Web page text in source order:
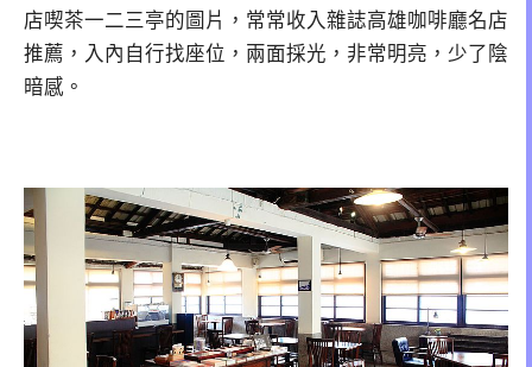
店喫茶一二三亭的圖片，常常收入雜誌高雄咖啡廳名店
推薦，入內自行找座位，兩面採光，非常明亮，少了陰
暗感。